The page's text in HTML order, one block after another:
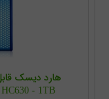
هارد دیسک
- 1TB